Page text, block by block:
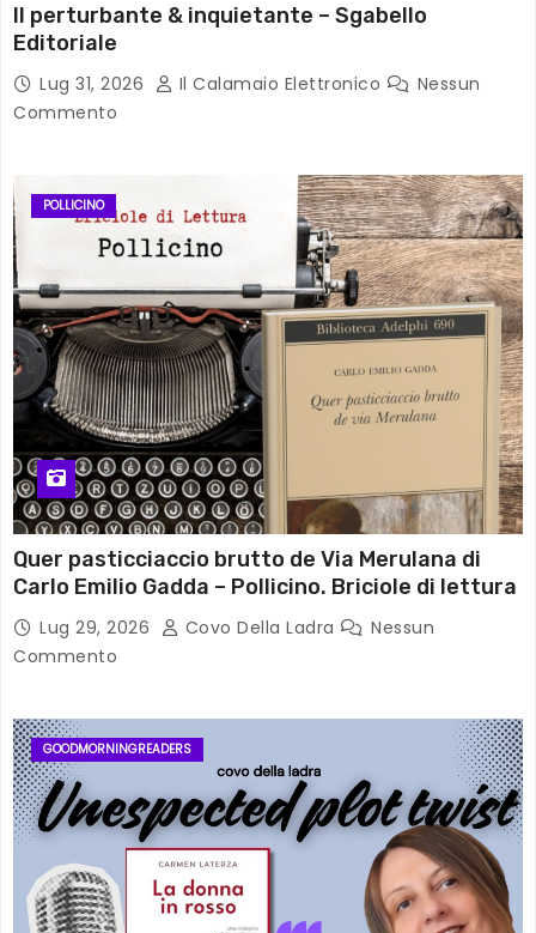
Il perturbante & inquietante – Sgabello
Editoriale
Lug 31, 2026 Il Calamaio Elettronico
Nessun
Commento
POLLICINO
Quer pasticciaccio brutto de Via Merulana di
Carlo Emilio Gadda – Pollicino. Briciole di lettura
Lug 29, 2026 Covo Della Ladra
Nessun
Commento
GOODMORNINGREADERS